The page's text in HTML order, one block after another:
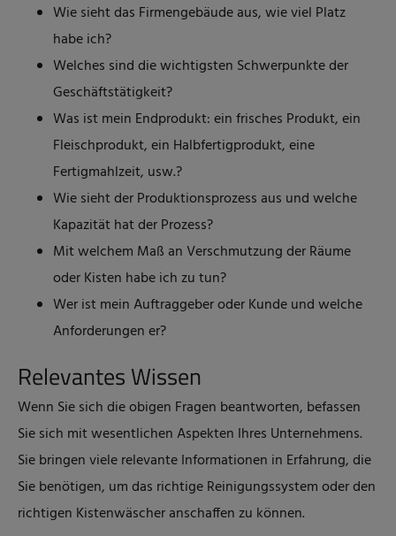
Wie sieht das Firmengebäude aus, wie viel Platz
habe ich?
Welches sind die wichtigsten Schwerpunkte der
Geschäftstätigkeit?
Was ist mein Endprodukt: ein frisches Produkt, ein
Fleischprodukt, ein Halbfertigprodukt, eine
Fertigmahlzeit, usw.?
Wie sieht der Produktionsprozess aus und welche
Kapazität hat der Prozess?
Mit welchem Maß an Verschmutzung der Räume
oder Kisten habe ich zu tun?
Wer ist mein Auftraggeber oder Kunde und welche
Anforderungen er?
Relevantes Wissen
Wenn Sie sich die obigen Fragen beantworten, befassen
Sie sich mit wesentlichen Aspekten Ihres Unternehmens.
Sie bringen viele relevante Informationen in Erfahrung, die
Sie benötigen, um das richtige Reinigungssystem oder den
richtigen Kistenwäscher anschaffen zu können.